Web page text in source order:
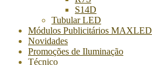
S14D
Tubular LED
Módulos Publicitários MAXLED
Novidades
Promoções de Iluminação
Técnico